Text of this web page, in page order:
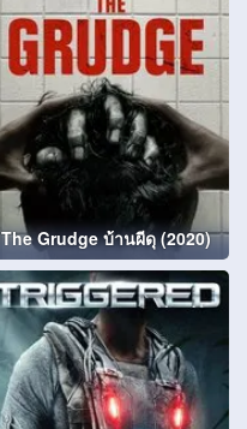
The Grudge บ้านผีดุ (2020)